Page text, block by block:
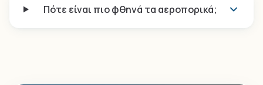
Πότε είναι πιο φθηνά τα αεροπορικά;